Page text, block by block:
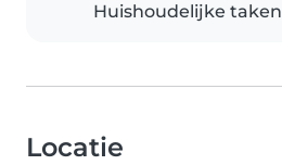
Huishoudelijke taken
Locatie